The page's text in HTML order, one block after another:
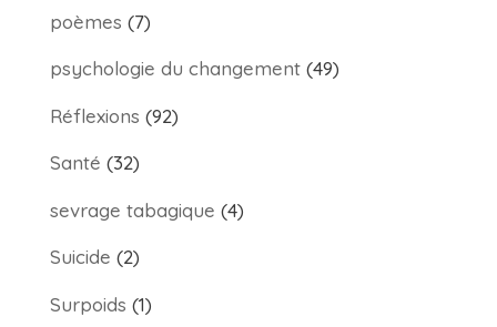
poèmes (7)
psychologie du changement(49)
Réflexions (92)
Santé (32)
sevrage tabagique (4)
Suicide (2)
Surpoids (1)